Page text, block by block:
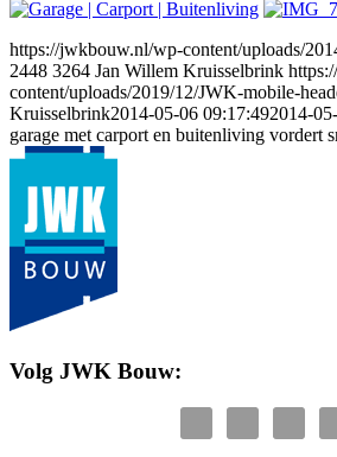
https://jwkbouw.nl/wp-content/uploads/
2448 3264 Jan Willem Kruisselbrink
content/uploads/2019/12/JWK-mobile-
Kruisselbrink2014-05-06 09:17:492014-
garage met carport en buitenliving vordert
Volg JWK Bouw: